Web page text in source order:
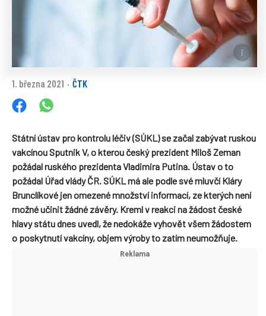
1. března 2021 · ČTK
Státní ústav pro kontrolu léčiv (SÚKL) se začal zabývat ruskou
vakcínou Sputnik V, o kterou český prezident Miloš Zeman
požádal ruského prezidenta Vladimira Putina. Ústav o to
požádal Úřad vlády ČR. SÚKL má ale podle své mluvčí Kláry
Brunclíkové jen omezené množství informací, ze kterých není
možné učinit žádné závěry. Kreml v reakci na žádost české
hlavy státu dnes uvedl, že nedokáže vyhovět všem žádostem
o poskytnutí vakcíny, objem výroby to zatím neumožňuje.